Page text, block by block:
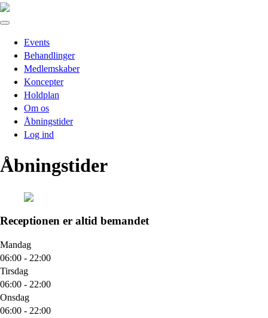
Events
Behandlinger
Medlemskaber
Koncepter
Holdplan
Om os
Åbningstider
Log ind
Åbningstider
Receptionen er altid bemandet
Mandag
06:00 - 22:00
Tirsdag
06:00 - 22:00
Onsdag
06:00 - 22:00